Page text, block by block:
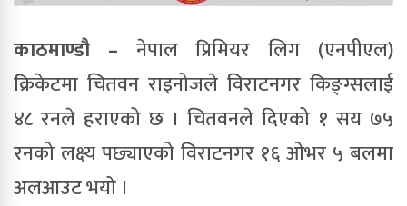
काठमाण्डौ – नेपाल प्रिमियर लिग (एनपीएल)
क्रिकेटमा चितवन राइनोजले विराटनगर किङ्ग्सलाई
४८ रनले हराएको छ । चितवनले दिएको १ सय ७५
रनको लक्ष्य पछ्याएको विराटनगर १६ ओभर ५ बलमा
अलआउट भयो ।